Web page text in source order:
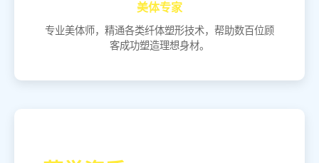
美体专家
专业美体师，精通各类纤体塑形技术，帮助数百位顾
客成功塑造理想身材。